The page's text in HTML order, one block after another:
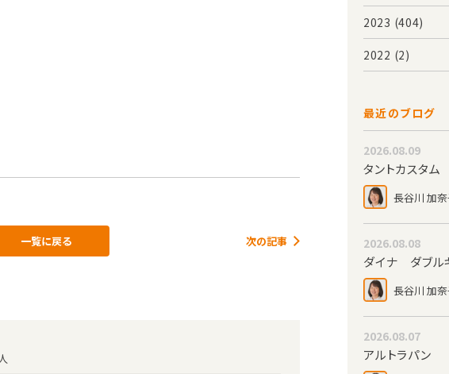
一覧に戻る 次の記事
2023 (404)
2022 (2)
最近のブログ
2026.08.09
タントカスタム
長谷川 加
2026.08.08
ダイナ ダブル
長谷川 加
2026.08.07
アルトラパン